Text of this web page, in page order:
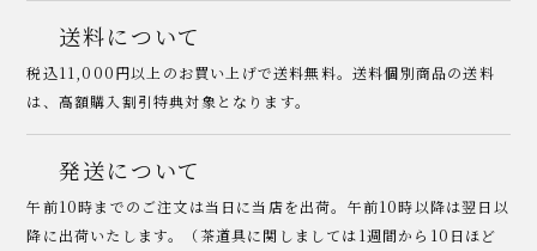
送料について
税込11,000円以上のお買い上げで送料無料。送料個別商品の送料
は、高額購入割引特典対象となります。
発送について
午前10時までのご注文は当日に当店を出荷。午前10時以降は翌日以
降に出荷いたします。（茶道具に関しましては1週間から10日ほど